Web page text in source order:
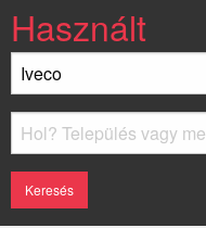
Használt